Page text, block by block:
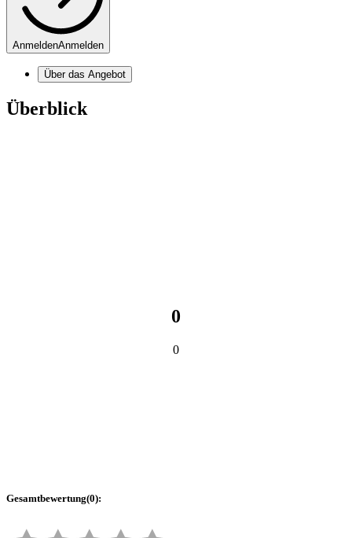
AnmeldenAnmelden
Über das Angebot
Überblick
0
0
Gesamtbewertung(0):